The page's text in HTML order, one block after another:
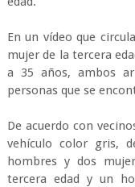
En un vídeo que
mujer de la tercera
a 35 años, ambos
personas que se
De acuerdo con
vehículo color gris,
hombres y dos
tercera edad y un